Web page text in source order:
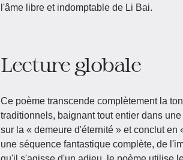
l'âme libre et indomptable de Li Bai.
Lecture globale
Ce poème transcende complètement la
traditionnels, baignant tout entier dans
sur la « demeure d'éternité » et conclut
une séquence fantastique complète, de